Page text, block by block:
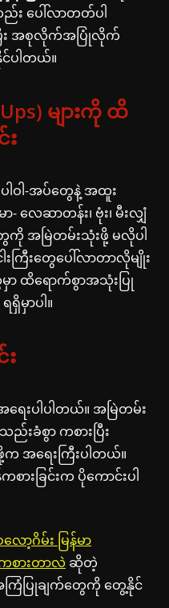
း ပေါ်လာတတ်ပါ
ြီး အစုလိုက်အပြုံလိုက်
ပါတယ်။
များကို ထိ
ပါဝါ-အပ်တွေနဲ့ အထူး
လေဆာတန်း၊ ဗုံး၊ မီးလျှံ
ကို အမြဲတမ်းသုံးဖို့ မလိုပါ
ါးကြီးတွေပေါ်လာတာလိုမျိုး
ာ ထိရောက်စွာအသုံးပြု
မှာပါ။
ရေးပါပါတယ်။ အမြဲတမ်း
းခံစွာ ကစားပြီး
အရေးကြီးပါတယ်။
ကစားခြင်းက ပိုကောင်းပါ
လော့ဂိမ်း မြန်မာ
စားတာလဲ ဆိုတဲ့
ကြံပြုချက်တွေကို တွေ့နိုင်